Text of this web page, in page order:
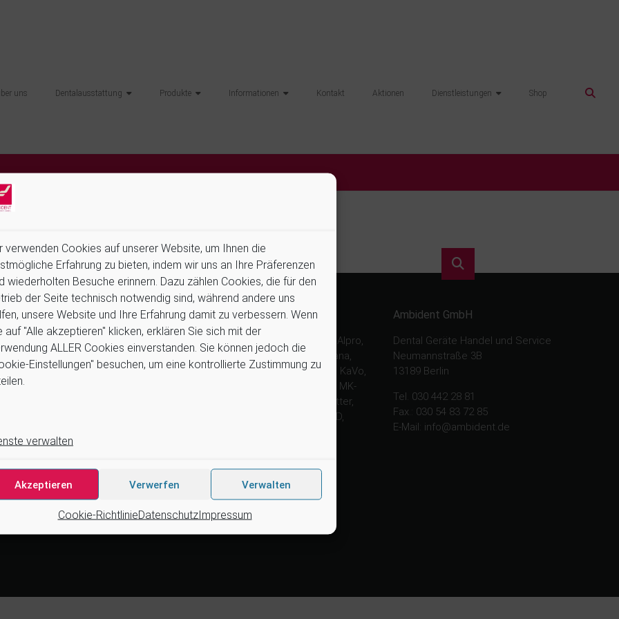
verwenden Cookies auf unserer Website, um Ihnen die
Erfahrung zu bieten, indem wir uns an Ihre Präferenzen
wiederholten Besuche erinnern. Dazu zählen Cookies, die für den
der Seite technisch notwendig sind, während andere uns
unsere Website und Ihre Erfahrung damit zu verbessern. Wenn
auf "Alle akzeptieren" klicken, erklären Sie sich mit der
ALLER Cookies einverstanden. Sie können jedoch die
Einstellungen" besuchen, um eine kontrollierte Zustimmung zu
verwalten
Akzeptieren Verwerfen Verwalten
Cookie-RichtlinieDatenschutzImpressum
uns Dentalausstattung Produkte Informationen Kontakt Aktionen Dienstleistungen Shop
die Suchfunktion.
Suchen
Wir arbeiten zusammen mit …
4tek, Acteon, Ancar, A-dec, Adenysy, Alpro,
Astra, Belmont, Bien Air, Cattani, Chirana,
DCI, Dürr, ETI, Euronda, Faro, Gcomm, KaVo,
Medentex, Melag, Midmark, Metasys, MK-
Dent, NSK, OMS, Ophardt Hygiene, Ritter,
Satelec, Scican, Simple & Smart, TKD,
Kontaktformular.
Ambident GmbH
Dental Geräte Handel und Service
Neumannstraße 3B
13189 Berlin
Tel. 030 442 28 81
Fax.: 030 54 83 72 85
E-Mail: info@ambident.de